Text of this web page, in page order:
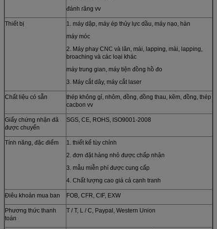
đánh răng vv
Thiết bị
1. máy dập, máy ép thủy lực dầu, máy nạo, hàn
máy móc
2. Máy phay CNC và lăn, mài, lapping, mài, lapping,
broaching và các loại khác
máy trung gian, máy tiện đồng hồ đo
3. Máy cắt dây, máy cắt laser
Chất liệu có sẵn
thép không gỉ, nhôm, đồng, đồng thau, kẽm, đồng, thép
cacbon vv
Giấy chứng nhận đã
được chuyển
SGS, CE, ROHS, ISO9001-2008
Tính năng, đặc điểm
1. thiết kế tùy chỉnh
2. đơn đặt hàng nhỏ được chấp nhận
3. mẫu miễn phí được cung cấp
4. Chất lượng cao giá cả cạnh tranh
Điêu khoản mua ban FOB, CFR, CIF, EXW
Phương thức thanh
toán
T / T, L / C, Paypal, Western Union